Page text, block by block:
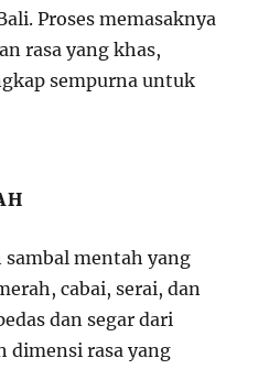
Proses memasaknya
rasa yang khas,
sempurna untuk
sambal mentah yang
cabai, serai, dan
dan segar dari
dimensi rasa yang